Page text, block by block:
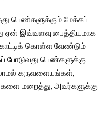
பெண்களுக்கும் மேக்கப்
ஏன் இவ்வளவு பைத்தியமாக
கொள்ள வேண்டும்
போடுவது பெண்களுக்கு
கருவளையங்கள்,
மறைத்து, அவர்களுக்கு